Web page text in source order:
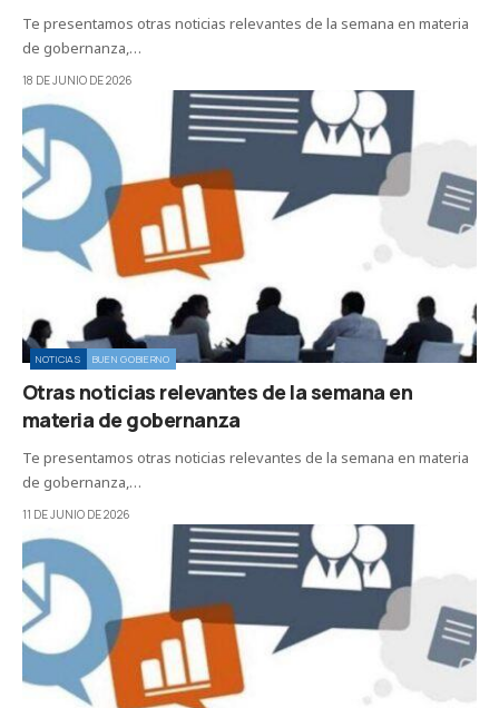
Te presentamos otras noticias relevantes de la semana en materia
de gobernanza,…
18 DE JUNIO DE 2026
NOTICIAS BUEN GOBIERNO
Otras noticias relevantes de la semana en
materia de gobernanza
Te presentamos otras noticias relevantes de la semana en materia
de gobernanza,…
11 DE JUNIO DE 2026